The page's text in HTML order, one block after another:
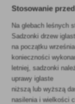
Stosowanie
Na glebach leśnych
Sadzonki drzew
na początku
konieczności
letniej, sadzonki
uprawy iglaste
niższą lub wyższą
nasilenia i wielkości